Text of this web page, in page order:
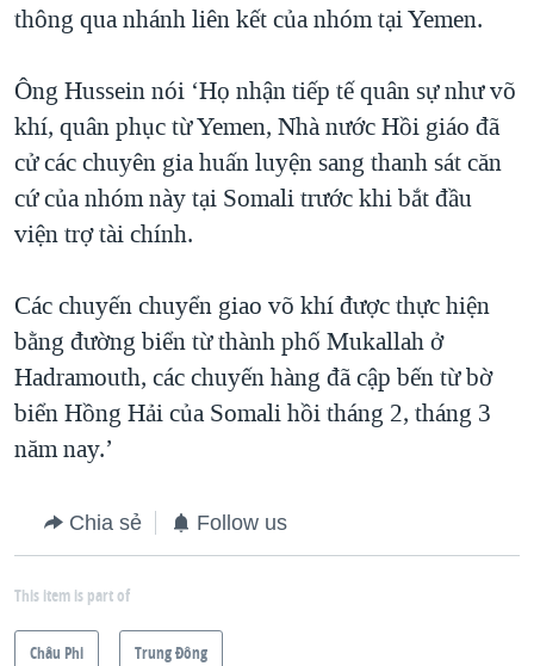
thông qua nhánh liên kết của nhóm tại Yemen.
Ông Hussein nói ‘Họ nhận tiếp tế quân sự như võ
khí, quân phục từ Yemen, Nhà nước Hồi giáo đã
cử các chuyên gia huấn luyện sang thanh sát căn
cứ của nhóm này tại Somali trước khi bắt đầu
viện trợ tài chính.
Các chuyến chuyển giao võ khí được thực hiện
bằng đường biển từ thành phố Mukallah ở
Hadramouth, các chuyến hàng đã cập bến từ bờ
biển Hồng Hải của Somali hồi tháng 2, tháng 3
năm nay.’
Chia sẻ Follow us
This item is part of
Châu Phi Trung Ðông